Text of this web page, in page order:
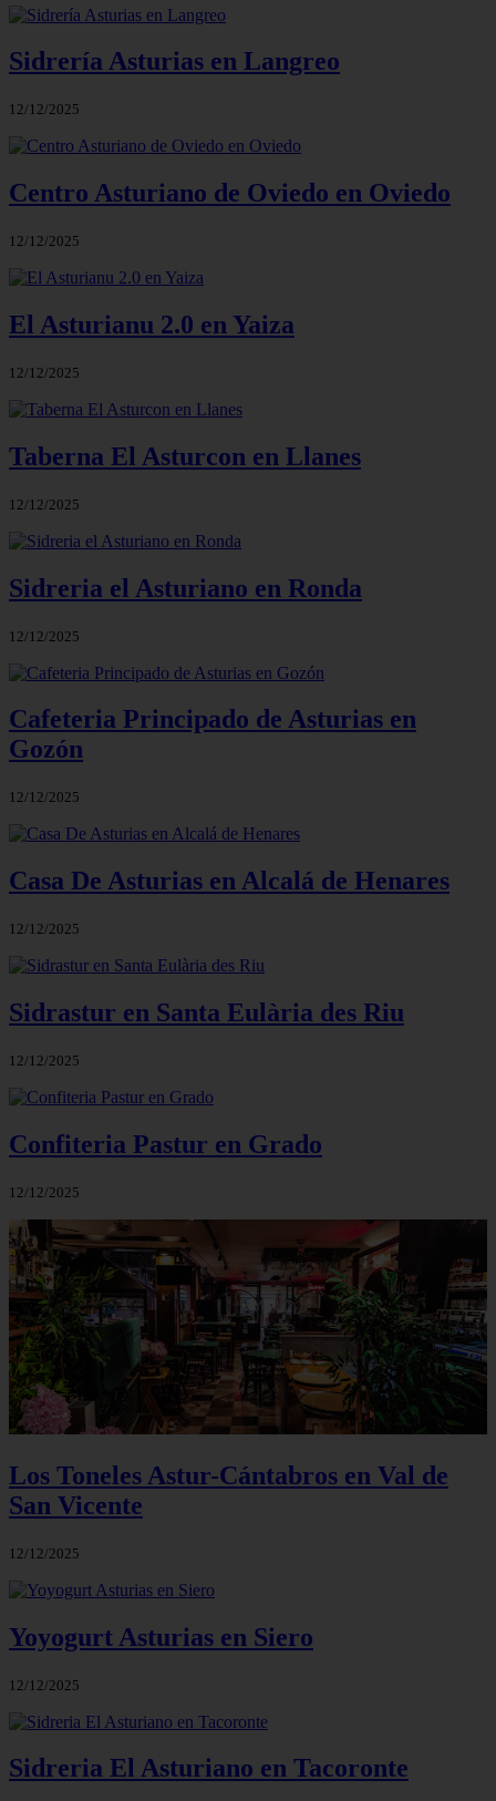
Sidrería Asturias en Langreo
12/12/2025
Centro Asturiano de Oviedo en Oviedo
12/12/2025
El Asturianu 2.0 en Yaiza
12/12/2025
Taberna El Asturcon en Llanes
12/12/2025
Sidreria el Asturiano en Ronda
12/12/2025
Cafeteria Principado de Asturias en
Gozón
12/12/2025
Casa De Asturias en Alcalá de Henares
12/12/2025
Sidrastur en Santa Eulària des Riu
12/12/2025
Confiteria Pastur en Grado
12/12/2025
Los Toneles Astur-Cántabros en Val de
San Vicente
12/12/2025
Yoyogurt Asturias en Siero
12/12/2025
Sidreria El Asturiano en Tacoronte